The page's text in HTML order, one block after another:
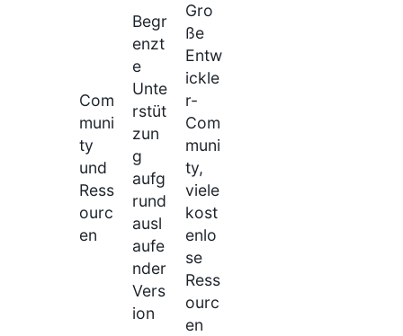
Com
muni
ty
und
Ress
ourc
en
Begr
enzt
e
Unte
rstüt
zun
g
aufg
rund
ausl
aufe
nder
Vers
ion
Gro
ße
Entw
ickle
r-
Com
muni
ty,
viele
kost
enlo
se
Ress
ourc
en